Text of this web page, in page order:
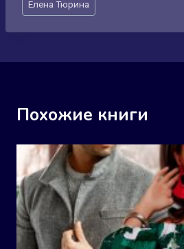
записи:
Елена Тюрина
Похожие книги